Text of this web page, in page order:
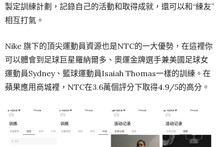
製定訓練計劃，記錄自己的活動和取得成就，還可以和“練友”
相互打氣。
Nike 旗下的頂尖運動員資源也是NTC的一大優勢，在這裡你
可以體會到足球巨星羅納爾多、奧運金牌選手兼美國足球女
運動員Sydney、籃球運動員Isaiah Thomas一樣的訓練。在
蘋果應用商城裡，NTC在3.6萬個評分下取得4.9/5的高分。